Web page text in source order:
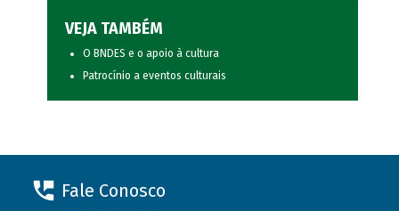
VEJA TAMBÉM
O BNDES e o apoio à cultura
Patrocínio a eventos culturais
Fale Conosco